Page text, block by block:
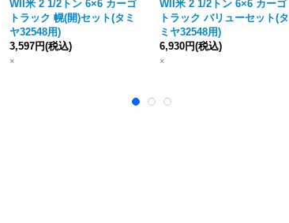
WII米 2 1/2トン 6×6 カーゴ
トラック 幌(開)セット(タミ
ヤ32548用)
3,597円(税込)
×
WII米 2 1/2トン 6×6 カーゴ
トラック バリューセット(タ
ミヤ32548用)
6,930円(税込)
×